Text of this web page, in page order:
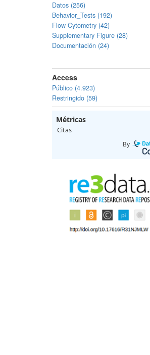
Datos (256)
Behavior_Tests (192)
Flow Cytometry (42)
Supplementary Figure (28)
Documentación (24)
Access
Público (4.923)
Restringido (59)
Métricas
Citas
By